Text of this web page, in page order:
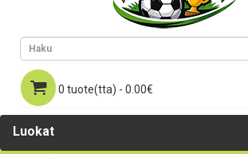
0 tuote(tta) - 0.00€
Luokat